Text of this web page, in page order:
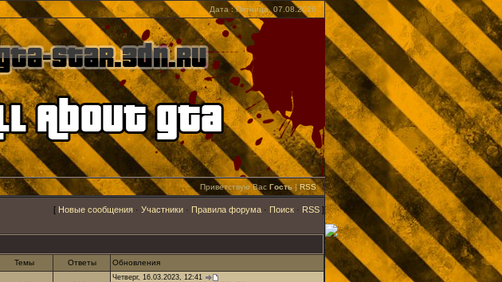
Дата : Пятница, 07.08.2026
Приветствую Вас Гость |RSS
[ Новые сообщения · Участники · Правила форума · Поиск · RSS ]
Темы Ответы Обновления
Четверг, 16.03.2023, 12:41